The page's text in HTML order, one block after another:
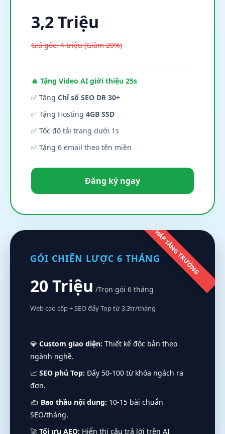
3,2 Triệu
Giá gốc: 4 triệu (Giảm 20%)
🔥 Tặng Video AI giới thiệu 25s
✅ Tặng Chỉ số SEO DR 30+
✅ Tặng Hosting 4GB SSD
✅ Tốc độ tải trang dưới 1s
✅ Tặng 6 email theo tên miền
Đăng ký ngay
GIẢI PHÁP TĂNG TRƯỞNG
GÓI CHIẾN LƯỢC 6 THÁNG
20 Triệu /Trọn gói 6 tháng
Web cao cấp + SEO đẩy Top từ 3.3tr/tháng
💎 Custom giao diện: Thiết kế độc bản theo
ngành nghề.
📈 SEO phủ Top: Đẩy 50-100 từ khóa ngách ra
đơn.
✍️ Bao thầu nội dung: 10-15 bài chuẩn
SEO/tháng.
🚀 Tối ưu AEO: Hiển thị câu trả lời trên AI